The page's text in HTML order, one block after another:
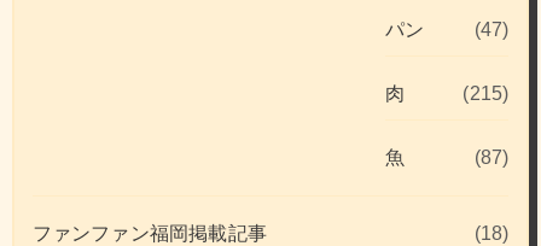
パン (47)
肉 (215)
魚 (87)
ファンファン福岡掲載記事 (18)